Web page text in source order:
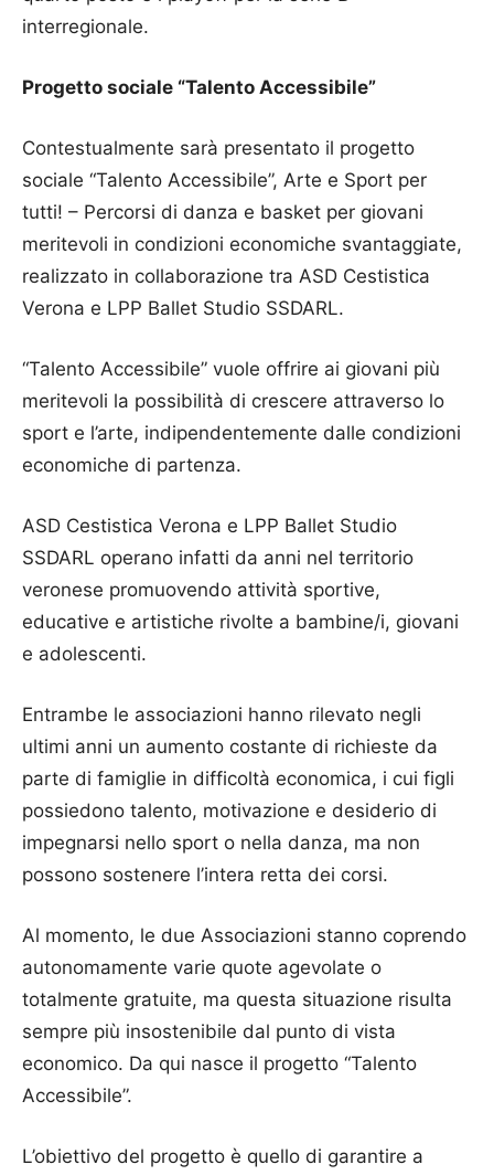
interregionale.
Progetto sociale “Talento Accessibile”
Contestualmente sarà presentato il progetto
sociale “Talento Accessibile”, Arte e Sport per
tutti! – Percorsi di danza e basket per giovani
meritevoli in condizioni economiche svantaggiate,
realizzato in collaborazione tra ASD Cestistica
Verona e LPP Ballet Studio SSDARL.
“Talento Accessibile” vuole offrire ai giovani più
meritevoli la possibilità di crescere attraverso lo
sport e l’arte, indipendentemente dalle condizioni
economiche di partenza.
ASD Cestistica Verona e LPP Ballet Studio
SSDARL operano infatti da anni nel territorio
veronese promuovendo attività sportive,
educative e artistiche rivolte a bambine/i, giovani
e adolescenti.
Entrambe le associazioni hanno rilevato negli
ultimi anni un aumento costante di richieste da
parte di famiglie in difficoltà economica, i cui figli
possiedono talento, motivazione e desiderio di
impegnarsi nello sport o nella danza, ma non
possono sostenere l’intera retta dei corsi.
Al momento, le due Associazioni stanno coprendo
autonomamente varie quote agevolate o
totalmente gratuite, ma questa situazione risulta
sempre più insostenibile dal punto di vista
economico. Da qui nasce il progetto “Talento
Accessibile”.
L’obiettivo del progetto è quello di garantire a